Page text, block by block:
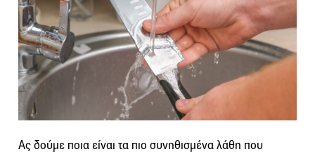
Ας δούμε ποια είναι τα πιο συνηθισμένα λάθη που